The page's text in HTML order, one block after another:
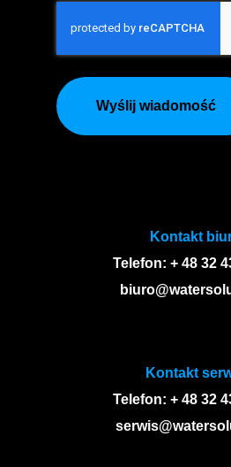
Wyślij wiadomość
Kontakt
Telefon: + 48 32
Kontakt
Telefon: + 48 32